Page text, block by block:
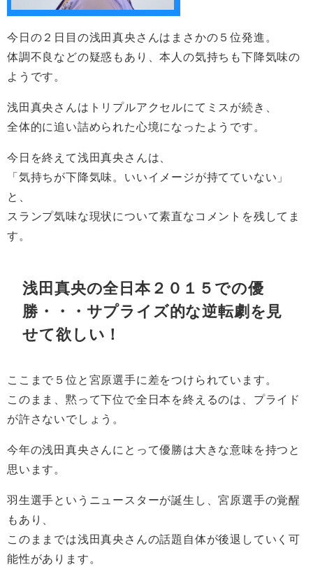
今日の２日目の浅田真央さんはまさかの５位発進。
体調不良などの疑惑もあり、本人の気持ちも下降気味の
ようです。
浅田真央さんはトリプルアクセルにてミスが続き、
全体的に追い詰められた心境になったようです。
今日を終えて浅田真央さんは、
「気持ちが下降気味。いいイメージが持てていない」
と、
スランプ気味な現状について素直なコメントを残してま
す。
浅田真央の全日本２０１５での優
勝・・・サプライズ的な逆転劇を見
せて欲しい！
ここまで５位と宮原選手に差をつけられています。
このまま、黙って下位で全日本を終えるのは、プライド
が許さないでしょう。
今年の浅田真央さんにとって優勝は大きな意味を持つと
思います。
羽生選手というニュースターが誕生し、宮原選手の覚醒
もあり、
このままでは浅田真央さんの話題自体が後退していく可
能性があります。